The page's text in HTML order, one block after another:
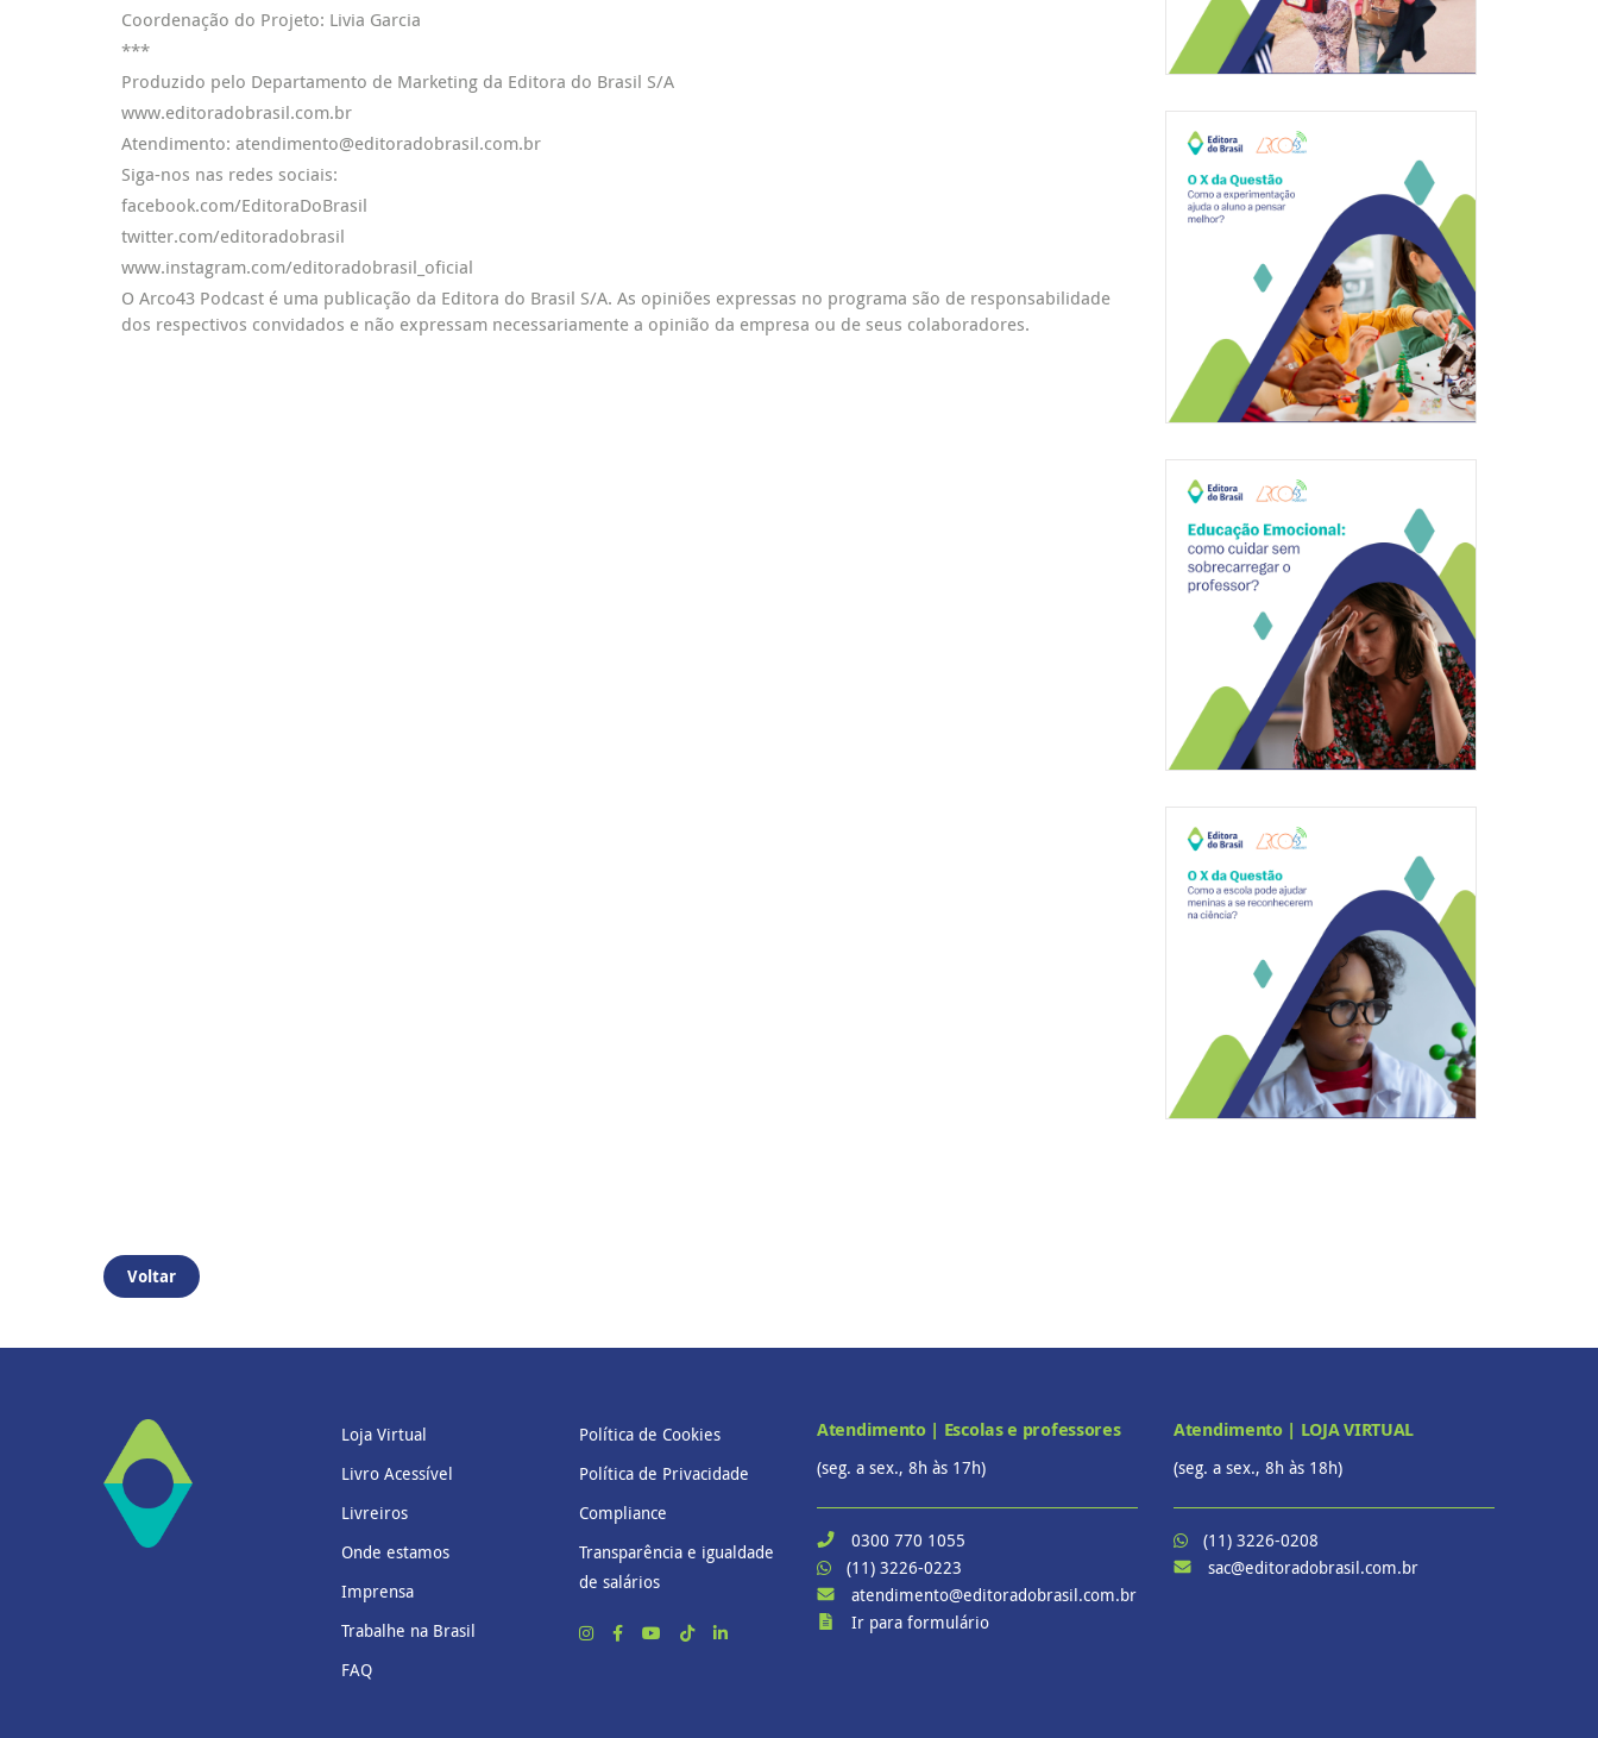
Coordenação do Projeto: Livia Garcia
***
Produzido pelo Departamento de Marketing da Editora do Brasil S/A
www.editoradobrasil.com.br
Atendimento: atendimento@editoradobrasil.com.br
Siga-nos nas redes sociais:
facebook.com/EditoraDoBrasil
twitter.com/editoradobrasil
www.instagram.com/editoradobrasil_oficial
O Arco43 Podcast é uma publicação da Editora do Brasil S/A. As opiniões expressas no programa são de responsabilidade
dos respectivos convidados e não expressam necessariamente a opinião da empresa ou de seus colaboradores.
Voltar
Loja Virtual
Livro Acessível
Livreiros
Onde estamos
Imprensa
Trabalhe na Brasil
FAQ
Política de Cookies
Política de Privacidade
Compliance
Transparência e igualdade
de salários
Atendimento | Escolas e professores
(seg. a sex., 8h às 17h)
0300 770 1055
(11) 3226-0223
atendimento@editoradobrasil.com.br
Ir para formulário
Atendimento | LOJA VIRTUAL
(seg. a sex., 8h às 18h)
(11) 3226-0208
sac@editoradobrasil.com.br